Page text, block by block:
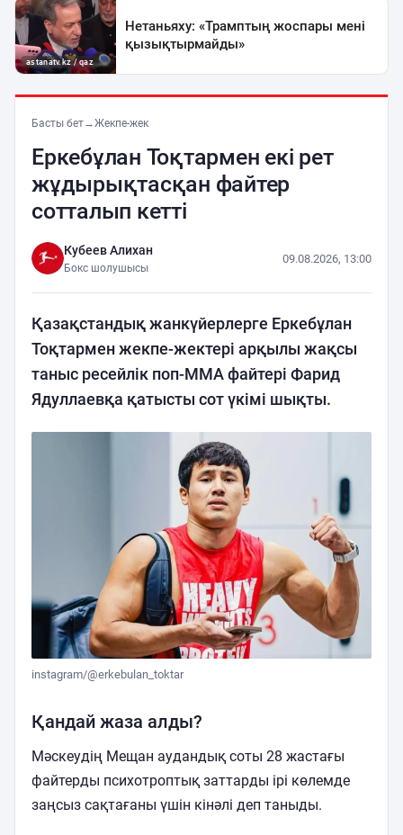
Басты бет→Жекпе-жек
Еркебұлан Тоқтармен екі рет
жұдырықтасқан файтер
сотталып кетті
Кубеев Алихан
Бокс шолушысы
09.08.2026, 13:00
Қазақстандық жанкүйерлерге Еркебұлан
Тоқтармен жекпе-жектері арқылы жақсы
таныс ресейлік поп-ММА файтері Фарид
Ядуллаевқа қатысты сот үкімі шықты.
instagram/@erkebulan_toktar
Қандай жаза алды?
Мәскеудің Мещан аудандық соты 28 жастағы
файтерды психотроптық заттарды ірі көлемде
заңсыз сақтағаны үшін кінәлі деп таныды.